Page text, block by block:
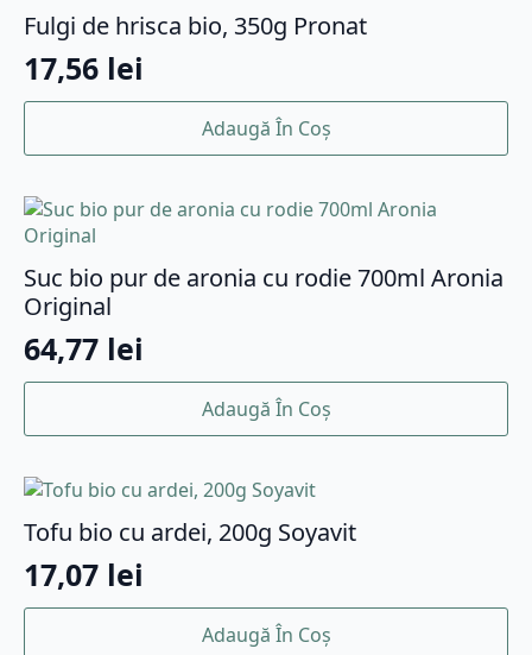
Fulgi de hrisca bio, 350g Pronat
17,56 lei
Adaugă În Coș
Suc bio pur de aronia cu rodie 700ml Aronia
Original
64,77 lei
Adaugă În Coș
Tofu bio cu ardei, 200g Soyavit
17,07 lei
Adaugă În Coș